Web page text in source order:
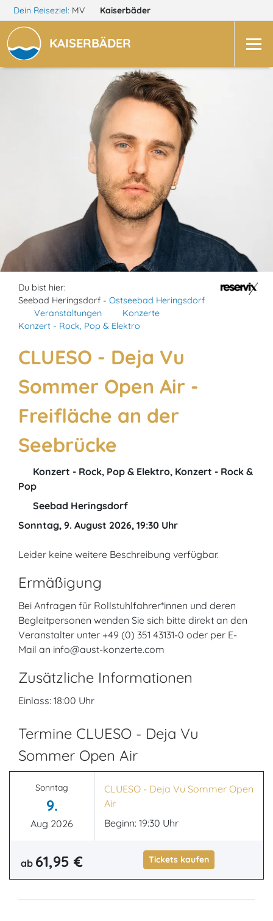
Dein Reiseziel: MV Kaiserbäder
KAISERBÄDER
Du bist hier:
Seebad Heringsdorf - Ostseebad Heringsdorf
Veranstaltungen
Konzerte
Konzert - Rock, Pop & Elektro
CLUESO - Deja Vu
Sommer Open Air -
Freifläche an der
Seebrücke
Konzert - Rock, Pop & Elektro, Konzert - Rock &
Pop
Seebad Heringsdorf
Sonntag, 9. August 2026, 19:30 Uhr
Leider keine weitere Beschreibung verfügbar.
Ermäßigung
Bei Anfragen für Rollstuhlfahrer*innen und deren
Begleitpersonen wenden Sie sich bitte direkt an den
Veranstalter unter +49 (0) 351 43131-0 oder per E-
Mail an info@aust-konzerte.com
Zusätzliche Informationen
Einlass: 18:00 Uhr
Termine CLUESO - Deja Vu
Sommer Open Air
Sonntag
9.
Aug 2026
CLUESO - Deja Vu Sommer Open
Air
Beginn: 19:30 Uhr
ab 61,95 € Tickets kaufen